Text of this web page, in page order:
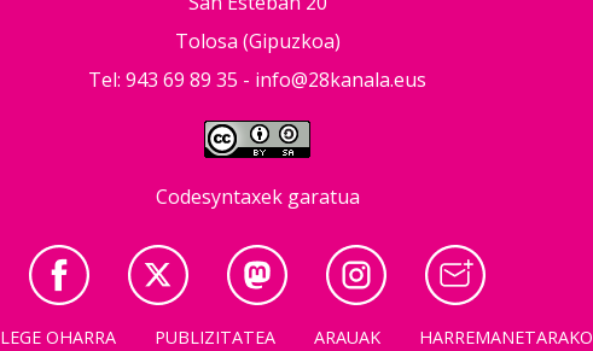
Tolosa (Gipuzkoa)
Tel: 943 69 89 35 - info@28kanala.eus
Codesyntaxek garatua
LEGE OHARRA PUBLIZITATEA ARAUAK HARREMANETARAKO